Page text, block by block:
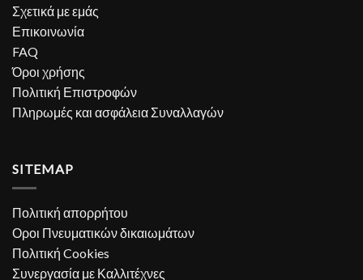
Σχετικά με εμάς
Επικοινωνία
FAQ
Όροι χρήσης
Πολιτική Επιστροφών
Πληρωμές και ασφάλεια Συναλλαγών
SITEMAP
Πολιτική απορρήτου
Οροι Πνευματικών δικαιωμάτων
Πολιτική Cookies
Συνεργασία με Καλλιτέχνες